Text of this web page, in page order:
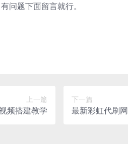
问题下面留言就行。
上一篇
频搭建教学
下一篇
最新彩虹代刷